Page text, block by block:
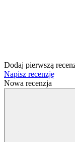
Dodaj pierwszą
Napisz recenzję
Nowa recenzja